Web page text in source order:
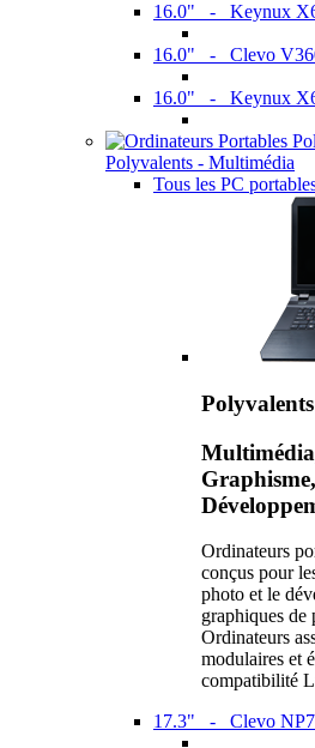
16.0" - Keynux
16.0" - Clevo
16.0" - Keynux
Polyvalents - Multimédia
Tous les PC
Ordinateurs
conçus pour
photo et le
graphiques de
Ordinateurs
modulaires et
compatibilité
17.3" - Clevo